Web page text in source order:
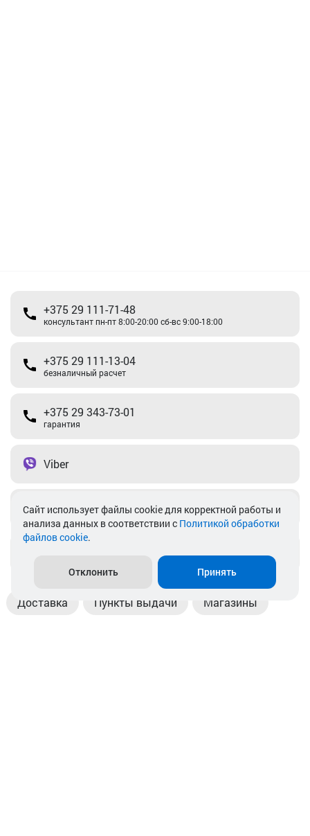
+375 29 111-71-48
консультант пн-пт 8:00-20:00 сб-вс 9:00-18:00
+375 29 111-13-04
безналичный расчет
+375 29 343-73-01
гарантия
Viber
Telegram
Доставка Пункты выдачи Магазины
Cайт использует файлы cookie для корректной работы и
анализа данных в соответствии с Политикой обработки
файлов cookie.
Отклонить Принять